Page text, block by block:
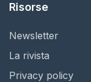
Risorse
Newsletter
La rivista
Privacy policy